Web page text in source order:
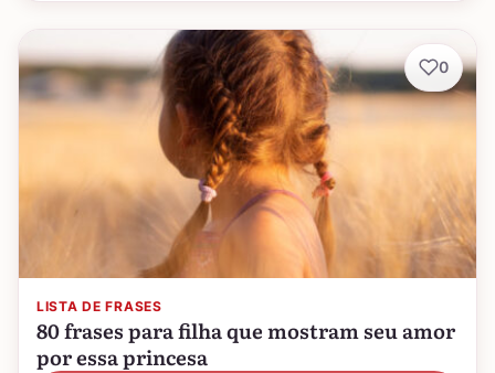
LISTA DE FRASES
80 frases para filha que mostram seu amor
por essa princesa
0